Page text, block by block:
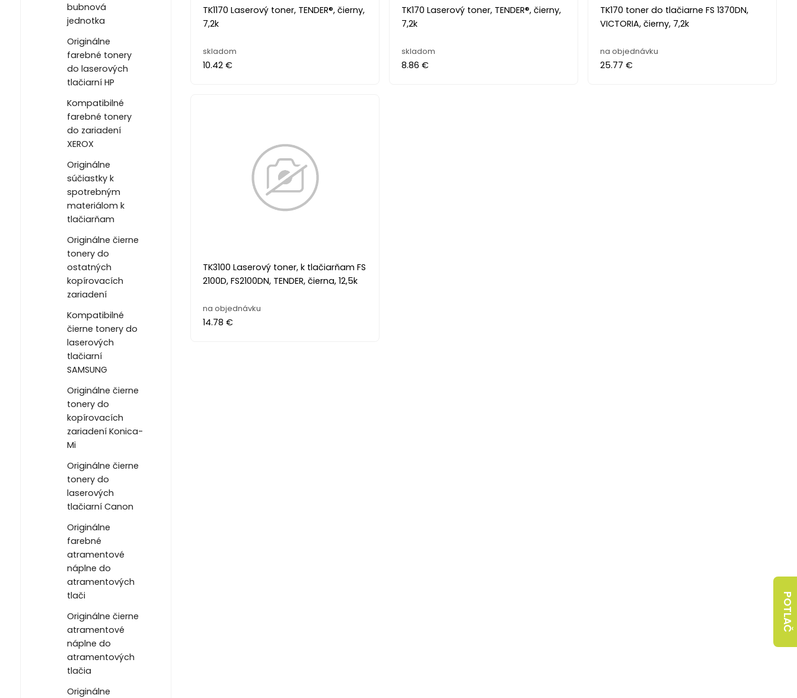
bubnová
jednotka
Originálne
farebné tonery
do laserových
tlačiarní HP
Kompatibilné
farebné tonery
do zariadení
XEROX
Originálne
súčiastky k
spotrebným
materiálom k
tlačiarňam
Originálne čierne
tonery do
ostatných
kopírovacích
zariadení
Kompatibilné
čierne tonery do
laserových
tlačiarní
SAMSUNG
Originálne čierne
tonery do
kopírovacích
zariadení Konica-
Mi
Originálne čierne
tonery do
laserových
tlačiarní Canon
Originálne
farebné
atramentové
náplne do
atramentových
tlači
Originálne čierne
atramentové
náplne do
atramentových
tlačia
Originálne
TK1170 Laserový toner, TENDER®, čierny,
7,2k
skladom
10.42 €
TK170 Laserový toner, TENDER®, čierny,
7,2k
skladom
8.86 €
TK170 toner do tlačiarne FS 1370DN,
VICTORIA, čierny, 7,2k
na objednávku
25.77 €
TK3100 Laserový toner, k tlačiarňam FS
2100D, FS2100DN, TENDER, čierna, 12,5k
na objednávku
14.78 €
POTLAČ